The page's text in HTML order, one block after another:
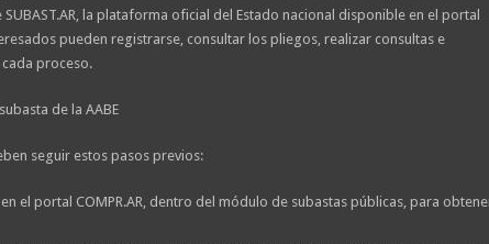
la plataforma oficial del Estado nacional disponible en el portal
pueden registrarse, consultar los pliegos, realizar consultas e
proceso.
de la AABE
seguir estos pasos previos:
el portal COMPR.AR, dentro del módulo de subastas públicas, para